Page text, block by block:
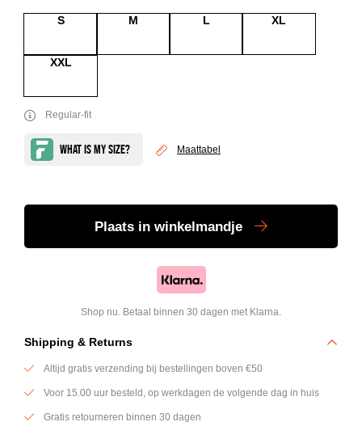
S M L XL
XXL
Maattabel
Regular-fit
Plaats in winkelmandje
Shop nu. Betaal binnen 30 dagen met Klarna.
Shipping & Returns
Altijd gratis verzending bij bestellingen boven €50
Voor 15.00 uur besteld, op werkdagen de volgende dag in huis
Gratis retourneren binnen 30 dagen